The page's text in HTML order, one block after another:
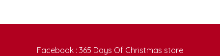
Facebook : 365 Days Of Christmas store